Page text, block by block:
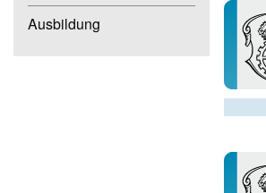
Ausbildung